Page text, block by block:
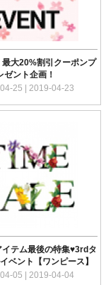
最大20%割引クーポンプ
ゼント企画！
25 | 2019-04-23
テム最後の特集♥3rdタ
ベント【ワンピース】
05 | 2019-04-04